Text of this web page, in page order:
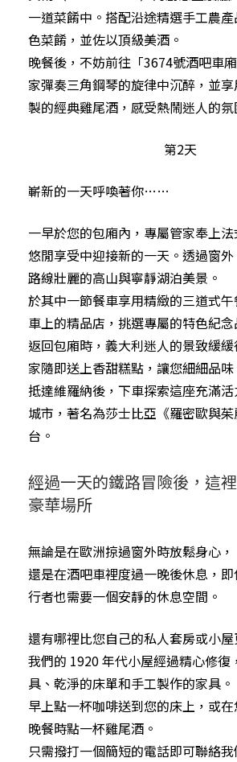
一道菜餚中。搭配沿途精選手工農
色菜餚，並佐以頂級美酒。
晚餐後，不妨前往「3674號酒吧車
家彈奏三角鋼琴的旋律中沉醉，並
製的經典雞尾酒，感受熱鬧迷人的氛
第2天
嶄新的一天呼喚著你……
一早於您的包廂內，專屬管家奉上
悠閒享受中迎接新的一天。透過窗
路線壯麗的高山與寧靜湖泊美景。
於其中一節餐車享用精緻的三道式
車上的精品店，挑選專屬的特色紀念
返回包廂時，義大利迷人的景致緩
家隨即送上香甜糕點，讓您細細品味
抵達維羅納後，下車探索這座充滿
城市，著名為莎士比亞《羅密歐與
台。
經過一天的鐵路冒險後，這
豪華場所
無論是在歐洲掠過窗外時放鬆身心，
還是在酒吧車裡度過一晚後休息，
行者也需要一個安靜的休息空間。
還有哪裡比您自己的私人套房或小屋
我們的 1920 年代小屋經過精心修復
具、乾淨的床單和手工製作的家具。
早上點一杯咖啡送到您的床上，或
晚餐時點一杯雞尾酒。
只需撥打一個簡短的電話即可聯絡我